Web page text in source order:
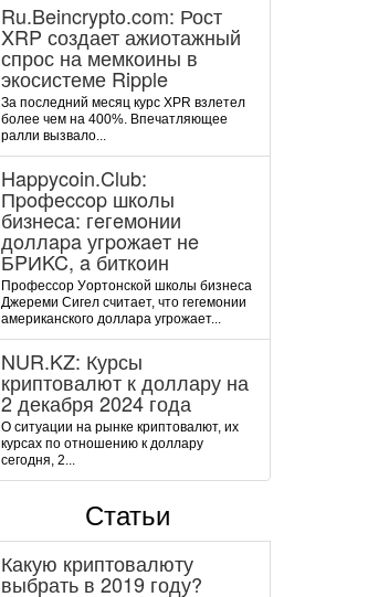
Ru.Beincrypto.com: Рост
XRP создает ажиотажный
спрос на мемкоины в
экосистеме Ripple
За последний месяц курс XPR взлетел
более чем на 400%. Впечатляющее
ралли вызвало...
Happycoin.Club:
Пpoфeccop шкoлы
бизнeca: гeгeмoнии
дoллapa угpoжaeт нe
БPИKC, a биткoин
Пpoфeccop Уopтoнcкoй шкoлы бизнeca
Джepeми Cигeл cчитaeт, чтo гeгeмoнии
aмepикaнcкoгo дoллapa угpoжaeт...
NUR.KZ: Курсы
криптовалют к доллару на
2 декабря 2024 года
О ситуации на рынке криптовалют, их
курсах по отношению к доллару
сегодня, 2...
Статьи
Какую криптовалюту
выбрать в 2019 году?